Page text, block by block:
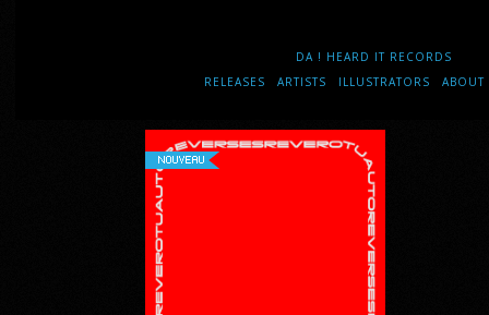
DA ! HEARD IT RECORDS
RELEASES
ARTISTS ILLUSTRATORS ABOUT
NOUVEAU